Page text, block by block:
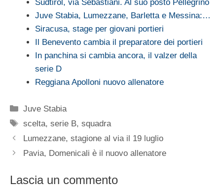
Sudtirol, via Sebastiani. Al suo posto Pellegrino
Juve Stabia, Lumezzane, Barletta e Messina:…
Siracusa, stage per giovani portieri
Il Benevento cambia il preparatore dei portieri
In panchina si cambia ancora, il valzer della
serie D
Reggiana Apolloni nuovo allenatore
Categorie
Juve Stabia
Tag
scelta,serie B,squadra
Lumezzane, stagione al via il 19 luglio
Pavia, Domenicali è il nuovo allenatore
Lascia un commento